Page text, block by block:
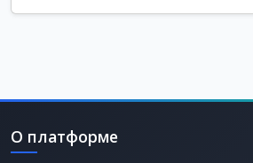
О платформе